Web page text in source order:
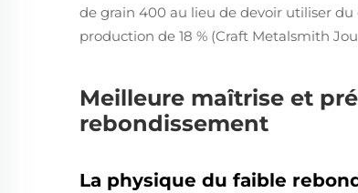
de grain 400 au lieu de devoir utiliser
production de 18 % (Craft Metalsmith
Meilleure maîtrise et
rebondissement
La physique du faible